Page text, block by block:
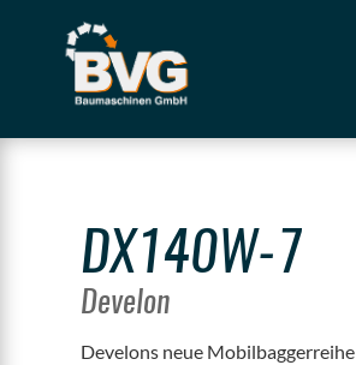
DX140W-7
Develon
Develons neue